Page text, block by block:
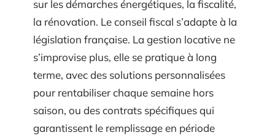
sur les démarches énergétiques, la fiscalité,
la rénovation. Le conseil fiscal s’adapte à la
législation française. La gestion locative ne
s’improvise plus, elle se pratique à long
terme, avec des solutions personnalisées
pour rentabiliser chaque semaine hors
saison, ou des contrats spécifiques qui
garantissent le remplissage en période